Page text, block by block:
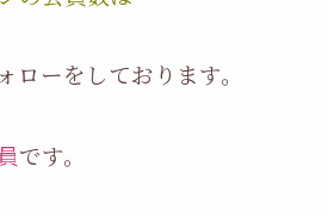
ローをしております。
です。